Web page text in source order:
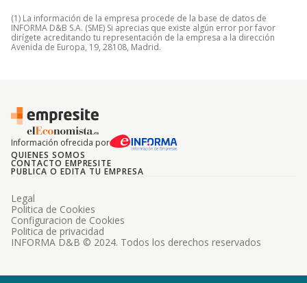
(1) La información de la empresa procede de la base de datos de
INFORMA D&B S.A. (SME) Si aprecias que existe algún error por favor
dirígete acreditando tu representación de la empresa a la dirección
Avenida de Europa, 19, 28108, Madrid.
Información ofrecida por
QUIENES SOMOS
CONTACTO EMPRESITE
PUBLICA O EDITA TU EMPRESA
INFORMA D&B © 2024. Todos los derechos reservados
Legal
Politica de Cookies
Configuracion de Cookies
Politica de privacidad